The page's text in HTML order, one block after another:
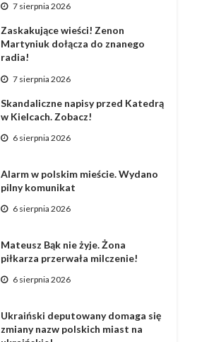
7 sierpnia 2026
Zaskakujące wieści! Zenon
Martyniuk dołącza do znanego
radia!
7 sierpnia 2026
Skandaliczne napisy przed Katedrą
w Kielcach. Zobacz!
6 sierpnia 2026
Alarm w polskim mieście. Wydano
pilny komunikat
6 sierpnia 2026
Mateusz Bąk nie żyje. Żona
piłkarza przerwała milczenie!
6 sierpnia 2026
Ukraiński deputowany domaga się
zmiany nazw polskich miast na